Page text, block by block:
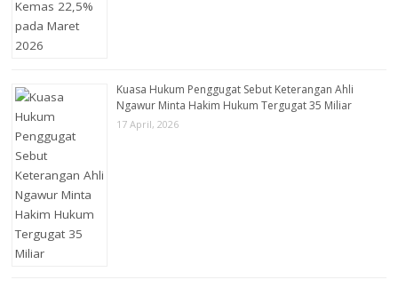
Kuasa Hukum Penggugat Sebut Keterangan Ahli
Ngawur Minta Hakim Hukum Tergugat 35 Miliar
17 April, 2026